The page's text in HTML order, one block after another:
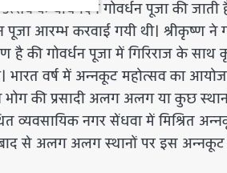
उत्सव के चौथे दिन गोवर्धन पूजा की
पूजा आरम्भ करवाई गयी थी। श्रीकृष्ण
है की गोवर्धन पूजा में गिरिराज के
भारत वर्ष में अन्नकूट महोत्सव का
की प्रसादी अलग अलग या कुछ
व्यवसायिक नगर सेंधवा में मिश्रित
बाद से अलग अलग स्थानों पर इस